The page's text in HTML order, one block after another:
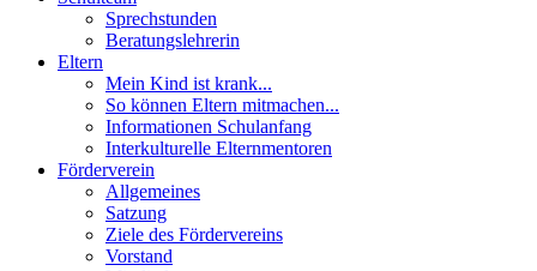
Sprechstunden
Beratungslehrerin
Eltern
Mein Kind ist krank...
So können Eltern mitmachen...
Informationen Schulanfang
Interkulturelle Elternmentoren
Förderverein
Allgemeines
Satzung
Ziele des Fördervereins
Vorstand